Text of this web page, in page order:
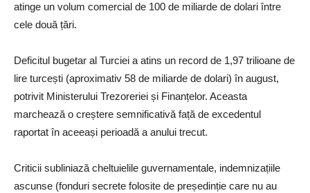
atinge un volum comercial de 100 de miliarde de dolari între
cele două țări.
Deficitul bugetar al Turciei a atins un record de 1,97 trilioane de
lire turcești (aproximativ 58 de miliarde de dolari) în august,
potrivit Ministerului Trezoreriei și Finanțelor. Aceasta
marchează o creștere semnificativă față de excedentul
raportat în aceeași perioadă a anului trecut.
Criticii subliniază cheltuielile guvernamentale, indemnizațiile
ascunse (fonduri secrete folosite de președinție care nu au